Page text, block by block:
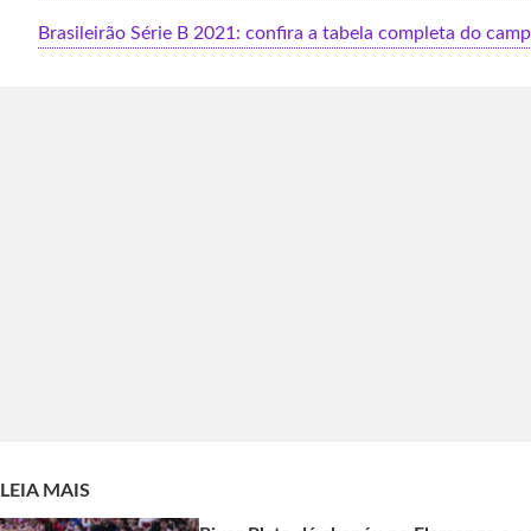
Brasileirão Série B 2021: confira a tabela completa do
LEIA MAIS